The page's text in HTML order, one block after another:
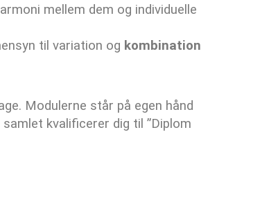
mellem dem og individuelle
til variation og kombination
Modulerne står på egen hånd
samlet kvalificerer dig til ”Diplom